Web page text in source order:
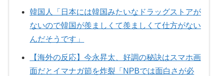
韓国人「日本には韓国みたいなドラッグストアが
ないので韓国が羨ましくて羨ましくて仕方がない
んだそうです」
【海外の反応】今永昇太、好調の秘訣はスマホ画
面だとイマナガ節を炸裂「NPBでは面白さが必